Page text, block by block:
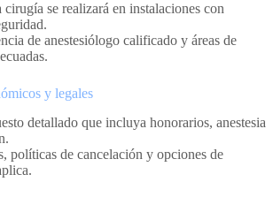
se realizará en instalaciones con
de anestesiólogo calificado y áreas de
y legales
detallado que incluya honorarios, anestesia
políticas de cancelación y opciones de